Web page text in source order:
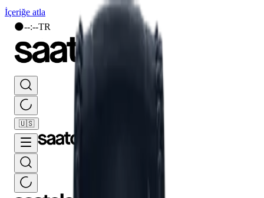
İçeriğe atla
🌑--:--TR
🇺🇸